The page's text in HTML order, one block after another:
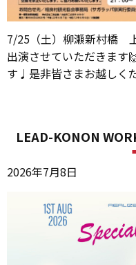
7/25（土）柳瀬新村橋
出演させていただきます
す♩是非皆さまお越しく
LEAD-KONON
2026年7月8日